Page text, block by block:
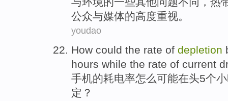
公众与媒体的高度重视。
youdao
How could the rate of depletion
hours while the rate of current
手机的耗电率怎么可能在头5个
定？